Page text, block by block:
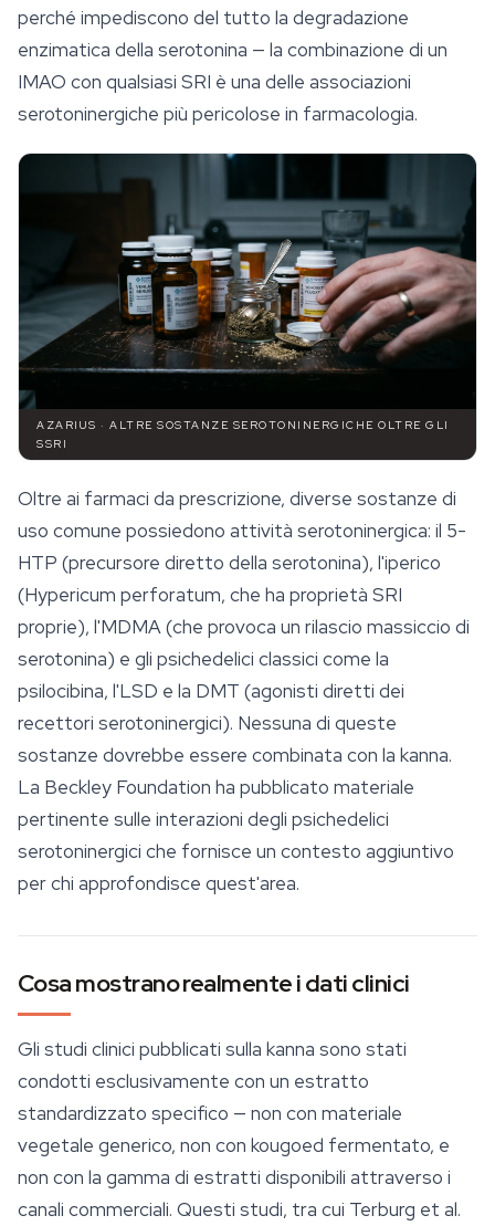
perché impediscono del tutto la degradazione
enzimatica della serotonina — la combinazione di un
IMAO con qualsiasi SRI è una delle associazioni
serotoninergiche più pericolose in farmacologia.
AZARIUS · ALTRE SOSTANZE SEROTONINERGICHE OLTRE GLI
SSRI
Oltre ai farmaci da prescrizione, diverse sostanze di
uso comune possiedono attività serotoninergica: il 5-
HTP (precursore diretto della serotonina), l'iperico
(Hypericum perforatum, che ha proprietà SRI
proprie), l'MDMA (che provoca un rilascio massiccio di
serotonina) e gli psichedelici classici come la
psilocibina, l'LSD e la DMT (agonisti diretti dei
recettori serotoninergici). Nessuna di queste
sostanze dovrebbe essere combinata con la kanna.
La Beckley Foundation ha pubblicato materiale
pertinente sulle interazioni degli psichedelici
serotoninergici che fornisce un contesto aggiuntivo
per chi approfondisce quest'area.
Cosa mostrano realmente i dati clinici
Gli studi clinici pubblicati sulla kanna sono stati
condotti esclusivamente con un estratto
standardizzato specifico — non con materiale
vegetale generico, non con kougoed fermentato, e
non con la gamma di estratti disponibili attraverso i
canali commerciali. Questi studi, tra cui Terburg et al.